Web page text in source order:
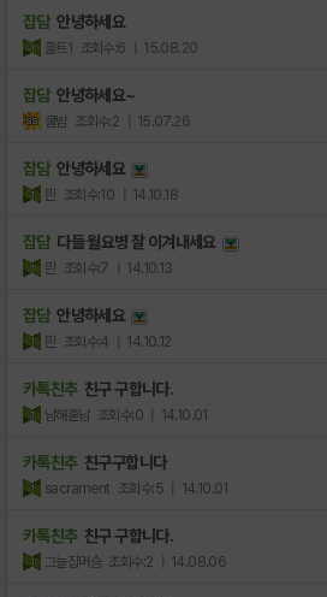
잡담 안녕하세요
흘트1 조회수:6 | 15.08.20
잡담 안녕하세요~
쿨밤 조회수:2 | 15.07.26
잡담 안녕하세요
믠 조회수:10 | 14.10.18
잡담 다들 월요병 잘 이겨내세요
믠 조회수:7 | 14.10.13
잡담 안녕하세요
믠 조회수:4 | 14.10.12
카톡친추 친구 구합니다.
남해훈남 조회수:0 | 14.10.01
카톡친추 친구구합니다
sacrament 조회수:5 | 14.10.01
카톡친추 친구 구합니다.
그늘집머슴 조회수:2 | 14.08.06